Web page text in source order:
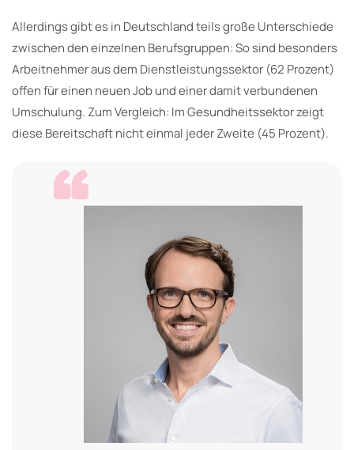
Allerdings gibt es in Deutschland teils große Unterschiede
zwischen den einzelnen Berufsgruppen: So sind besonders
Arbeitnehmer aus dem Dienstleistungssektor (62 Prozent)
offen für einen neuen Job und einer damit verbundenen
Umschulung. Zum Vergleich: Im Gesundheitssektor zeigt
diese Bereitschaft nicht einmal jeder Zweite (45 Prozent).